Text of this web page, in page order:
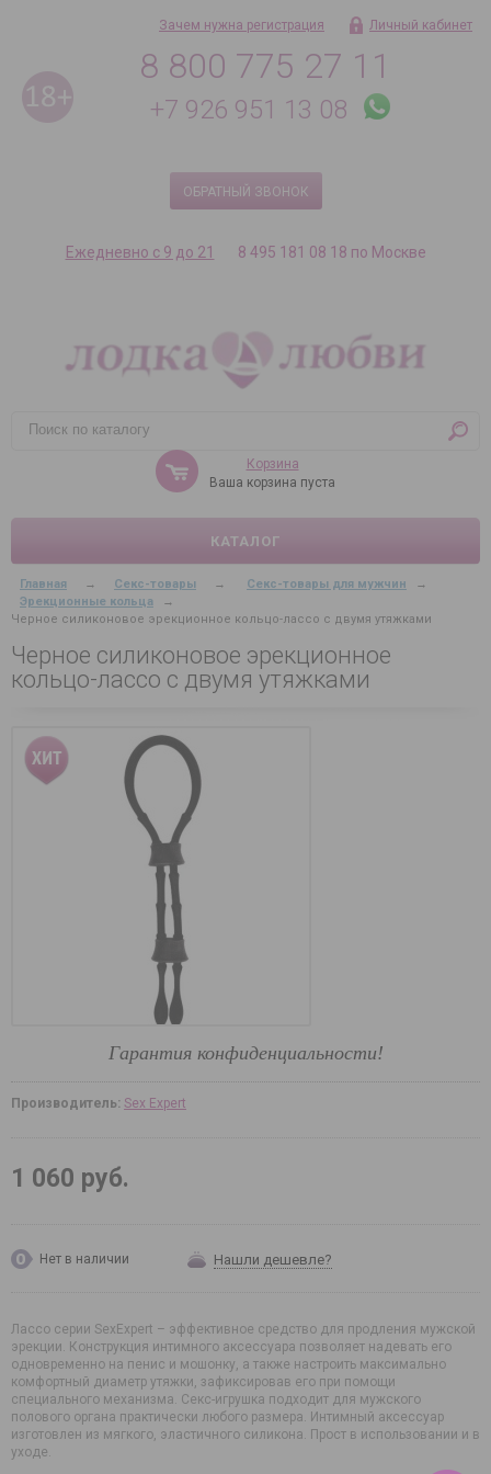
8 800 775 27 11
+7 926 951 13 08
ОБРАТНЫЙ ЗВОНОК
Зачем нужна регистрация Личный кабинет
Ежедневно с 9 до 21 8 495 181 08 18 по Москве
Корзина
Ваша корзина пуста
КАТАЛОГ
Главная → Секс-товары → Секс-товары для мужчин
→
Эрекционные кольца
→
Черное силиконовое эрекционное кольцо-лассо с двумя утяжками
Черное силиконовое эрекционное
кольцо-лассо с двумя утяжками
Гарантия конфиденциальности!
Производитель: Sex Expert
1 060 руб.
Нет в наличии Нашли дешевле?
Лассо серии SexExpert – эффективное средство для продления мужской
эрекции. Конструкция интимного аксессуара позволяет надевать его
одновременно на пенис и мошонку, а также настроить максимально
комфортный диаметр утяжки, зафиксировав его при помощи
специального механизма. Секс-игрушка подходит для мужского
полового органа практически любого размера. Интимный аксессуар
изготовлен из мягкого, эластичного силикона. Прост в использовании и в
уходе.